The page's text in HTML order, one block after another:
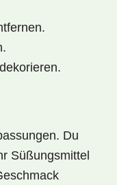
Du
Süßungsmittel